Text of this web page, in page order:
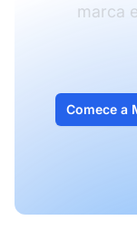
marca
Comece a